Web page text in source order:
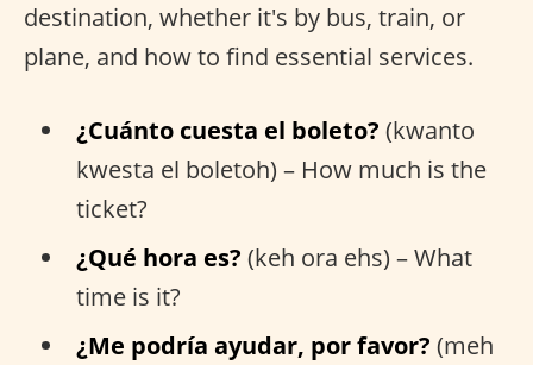
destination, whether it's by bus, train, or
plane, and how to find essential services.
¿Cuánto cuesta el boleto? (kwanto
kwesta el boletoh) – How much is the
ticket?
¿Qué hora es? (keh ora ehs) – What
time is it?
¿Me podría ayudar, por favor? (meh